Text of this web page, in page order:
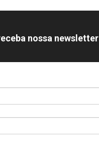
nossa newsletter